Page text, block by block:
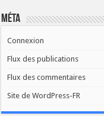
Méta
Connexion
Flux des publications
Flux des commentaires
Site de WordPress-FR